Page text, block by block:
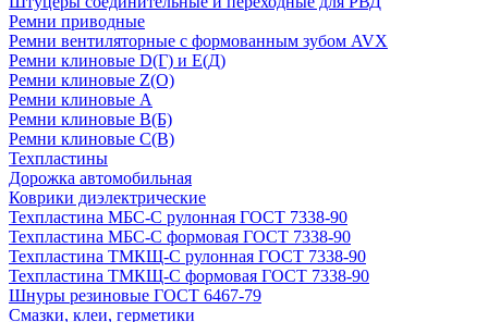
Ремни приводные
Ремни вентиляторные с формованным зубом AVX
Ремни клиновые D(Г) и Е(Д)
Ремни клиновые Z(О)
Ремни клиновые А
Ремни клиновые В(Б)
Ремни клиновые С(В)
Техпластины
Дорожка автомобильная
Коврики диэлектрические
Техпластина МБС-С рулонная ГОСТ 7338-90
Техпластина МБС-С формовая ГОСТ 7338-90
Техпластина ТМКЩ-С рулонная ГОСТ 7338-90
Техпластина ТМКЩ-С формовая ГОСТ 7338-90
Шнуры резиновые ГОСТ 6467-79
Смазки, клеи, герметики